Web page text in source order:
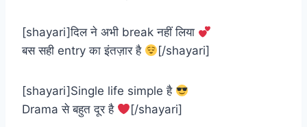
[shayari]दिल ने अभी break नहीं लिया
बस सही entry का इंतज़ार है
[/shayari]
[shayari]Single life simple है
Drama से बहुत दूर है
[/shayari]